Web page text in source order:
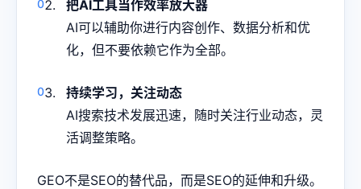
把AI工具当作效率放大器
AI可以辅助你进行内容创作、数据分析和优
化，但不要依赖它作为全部。
持续学习，关注动态
AI搜索技术发展迅速，随时关注行业动态，灵
活调整策略。
GEO不是SEO的替代品，而是SEO的延伸和升级。